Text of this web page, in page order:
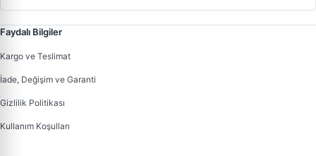
Faydalı Bilgiler
Kargo ve Teslimat
İade, Değişim ve Garanti
Gizlilik Politikası
Kullanım Koşulları